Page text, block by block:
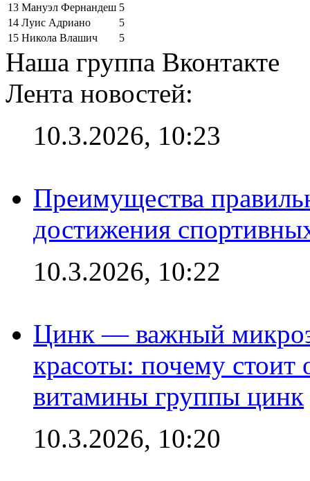
13 Мануэл Фернандеш 5
14 Луис Адриано
5
15 Никола Влашич 5
Наша группа Вконтакте
Лента новостей:
10.3.2026, 10:23
Преимущества
достижения
10.3.2026, 10:22
Цинк — важный
красоты: почему стоит
витамины группы цинк
10.3.2026, 10:20